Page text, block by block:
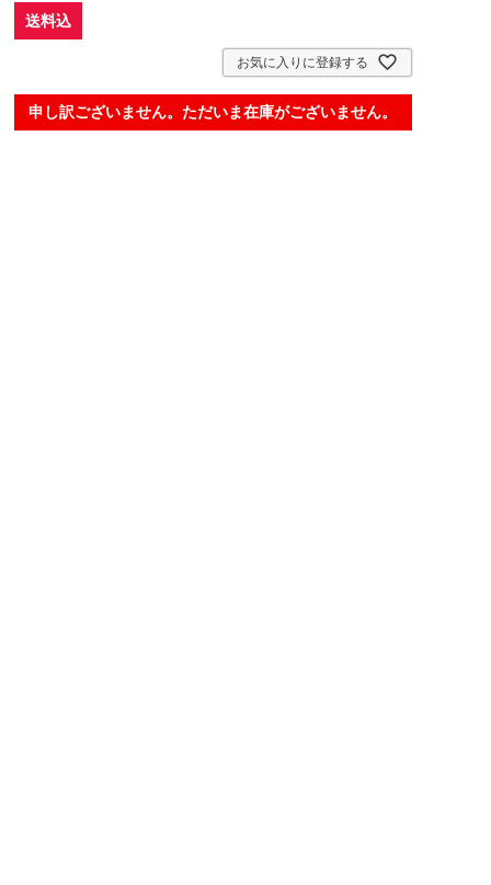
送料込
お気に入りに登録する
申し訳ございません。ただいま在庫がございません。